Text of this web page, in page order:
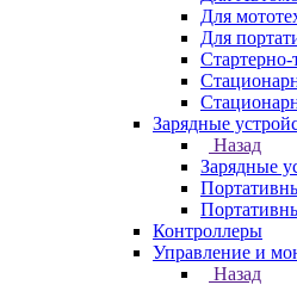
Для
Для
Стартерно-
Зарядные
Назад
Зарядные
Контроллеры
Управление и
Назад